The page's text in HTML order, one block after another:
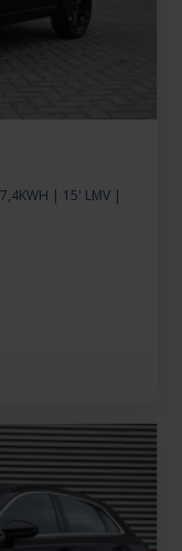
7,4KWH | 15' LMV |